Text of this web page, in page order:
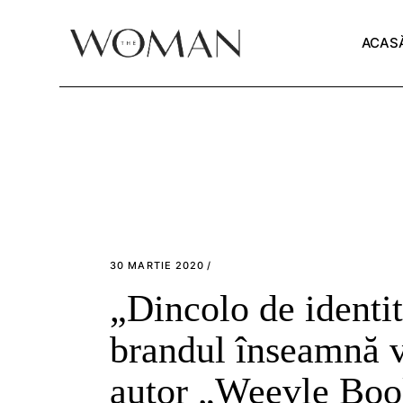
30 MARTIE 2020
„Dincolo de
brandul
autor „Weevle